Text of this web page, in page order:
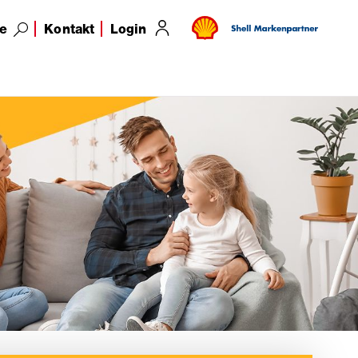
Holzpellets (nur in OÖ)
Übersicht
Kontakt Login